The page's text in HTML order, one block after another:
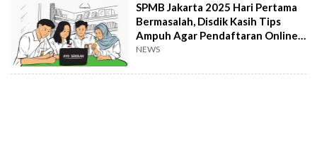
SPMB Jakarta 2025 Hari Pertama
Bermasalah, Disdik Kasih Tips
Ampuh Agar Pendaftaran Online
Lancar
NEWS